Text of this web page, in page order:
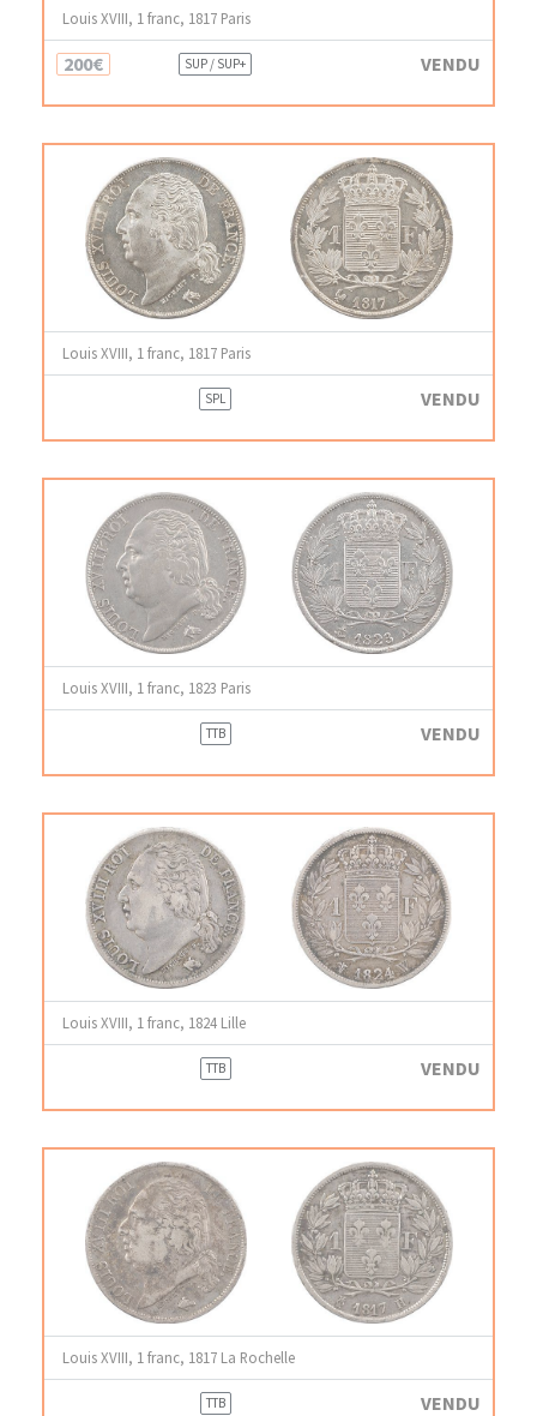
Louis XVIII, 1 franc, 1817 Paris
200€ SUP / SUP+ VENDU
Louis XVIII, 1 franc, 1817 Paris
SPL VENDU
Louis XVIII, 1 franc, 1823 Paris
TTB VENDU
Louis XVIII, 1 franc, 1824 Lille
TTB VENDU
Louis XVIII, 1 franc, 1817 La Rochelle
TTB VENDU